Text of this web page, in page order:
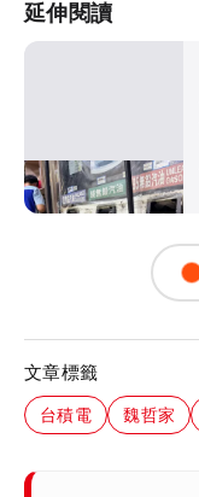
延伸閱讀
文章標籤
台積電 魏哲家